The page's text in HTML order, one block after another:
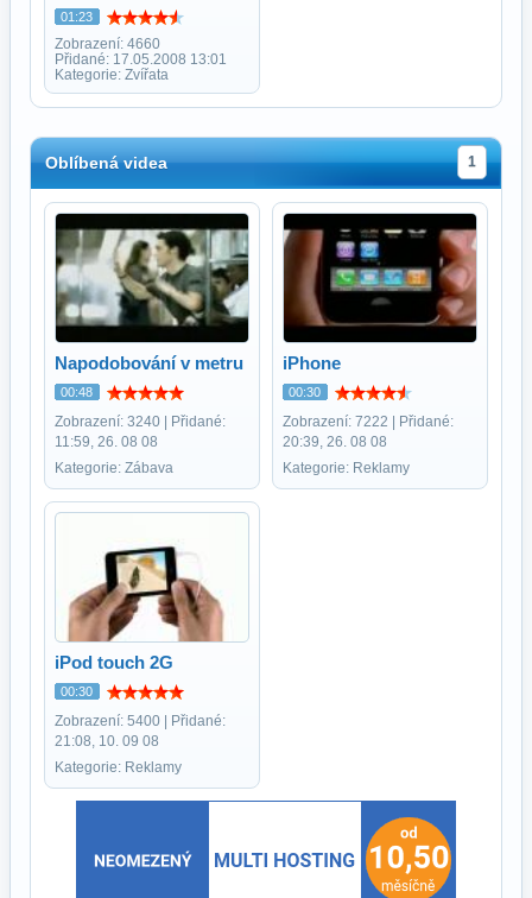
01:23
Zobrazení: 4660
Přidané: 17.05.2008 13:01
Kategorie: Zvířata
Oblíbená videa 1
Napodobování v metru
00:48
Zobrazení: 3240 | Přidané:
11:59, 26. 08 08
Kategorie: Zábava
iPhone
00:30
Zobrazení: 7222 | Přidané:
20:39, 26. 08 08
Kategorie: Reklamy
iPod touch 2G
00:30
Zobrazení: 5400 | Přidané:
21:08, 10. 09 08
Kategorie: Reklamy